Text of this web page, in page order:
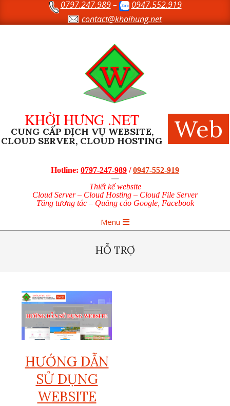
0797.247.989–
0947.552.919
contact@khoihung.net
KHỞI HƯNG .NET
CUNG CẤP DỊCH VỤ WEBSITE,
CLOUD SERVER, CLOUD HOSTING Web
Hotline: 0797-247-989 /0947-552-919
—
Thiết kế website
Cloud Server – Cloud Hosting – Cloud File Server
Tăng tương tác – Quảng cáo Google, Facebook
Navigation
Menu
HỖ TRỢ
HƯỚNG DẪN
SỬ DỤNG
WEBSITE